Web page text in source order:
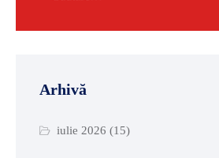
Arhivă
iulie 2026 (15)